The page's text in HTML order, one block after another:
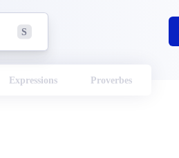
S
Expressions Proverbes